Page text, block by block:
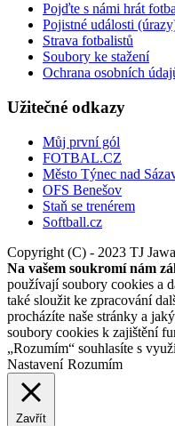
Pojďte s námi hrát
Pojistné události
Strava fotbalistů
Soubory ke stažení
Ochrana osobních
Užitečné odkazy
Můj první gól
FOTBAL.CZ
Město Týnec nad
OFS Benešov
Staň se trenérem
Softball.cz
Copyright (C) - 2023 TJ
Na vašem soukromí nám
používají soubory cookies a
také sloužit ke zpracování
procházíte naše stránky a
soubory cookies k zajištění
„Rozumím“ souhlasíte s
Nastavení Rozumím
Zavřít